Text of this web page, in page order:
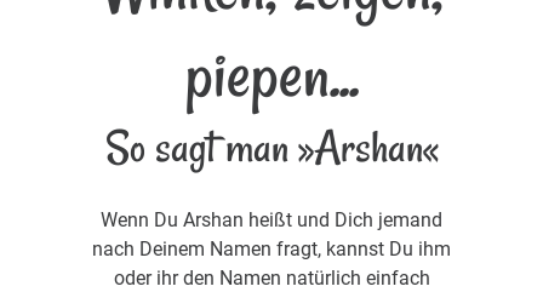
piepen...
So sagt man »Arshan«
Wenn Du Arshan heißt und Dich jemand
nach Deinem Namen fragt, kannst Du ihm
oder ihr den Namen natürlich einfach